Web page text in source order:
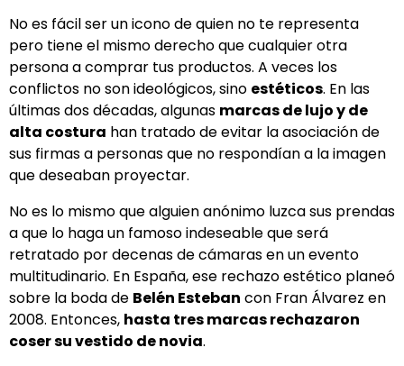
No es fácil ser un icono de quien no te representa
pero tiene el mismo derecho que cualquier otra
persona a comprar tus productos. A veces los
conflictos no son ideológicos, sino estéticos. En las
últimas dos décadas, algunas marcas de lujo y de
alta costura han tratado de evitar la asociación de
sus firmas a personas que no respondían a la imagen
que deseaban proyectar.
No es lo mismo que alguien anónimo luzca sus prendas
a que lo haga un famoso indeseable que será
retratado por decenas de cámaras en un evento
multitudinario. En España, ese rechazo estético planeó
sobre la boda de Belén Esteban con Fran Álvarez en
2008. Entonces, hasta tres marcas rechazaron
coser su vestido de novia.